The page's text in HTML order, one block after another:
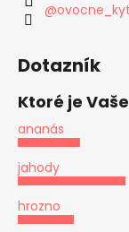
Dotazník
Ktoré je
ananás
jahody
hrozno